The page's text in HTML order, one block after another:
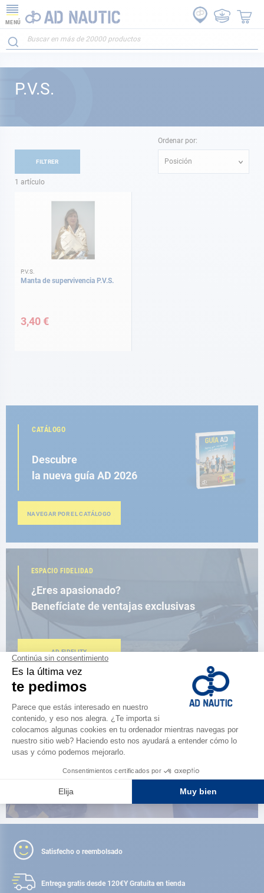
MENÚ
P.V.S.
1 artículo
Ordenar por:
Posición
P.V.S.
Manta de supervivencia P.V.S.
3,40 €
FILTRER
CATÁLOGO
Descubre
la nueva guía AD 2026
NAVEGAR POR EL CATÁLOGO
ESPACIO FIDELIDAD
¿Eres apasionado?
Benefíciate de ventajas exclusivas
AD FIDELITY
CERCA DE TI
150 tiendas en el mundo,
la fuerza de una red
ENCUENTRA UNA TIENDA
Satisfecho o reembolsado
Entrega gratis desde 120€Y Gratuita en tienda